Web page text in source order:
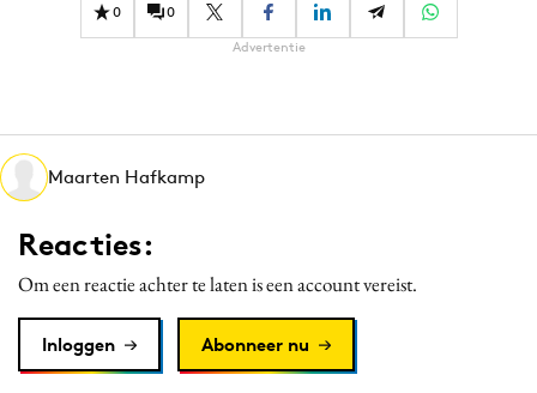
Gedragsverandering
Martech
Media
Merkstrategie
PR
Programmatic
Reputatie & crisis
0 0
Advertentie
Maarten Hafkamp
Reacties:
Om een reactie achter te laten is een account vereist.
Inloggen Abonneer nu